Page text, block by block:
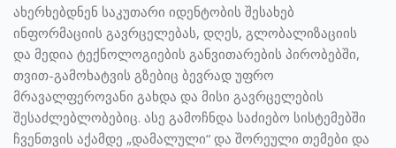
ახერხებდნენ საკუთარი იდენტობის შესახებ
ინფორმაციის გავრცელებას, დღეს, გლობალიზაციის
და მედია ტექნოლოგიების განვითარების პირობებში,
თვით-გამოხატვის გზებიც ბევრად უფრო
მრავალფეროვანი გახდა და მისი გავრცელების
შესაძლებლობებიც. ასე გამოჩნდა საძიებო სისტემებში
ჩვენთვის აქამდე „დამალული“ და შორეული თემები და